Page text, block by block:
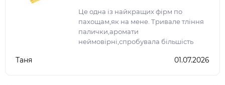
Це одна із найкращих фірм по
пахощам,як на мене. Тривале тління
палички,аромати
неймовірні,спробувала більшість
запалення ще на довго залишається
Таня 01.07.2026